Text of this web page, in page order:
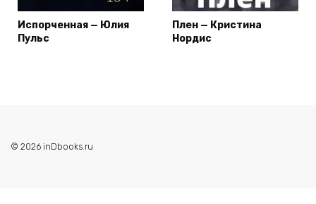
Испорченная — Юлия
Пульс
Плен — Кристина
Нордис
© 2026 inDbooks.ru